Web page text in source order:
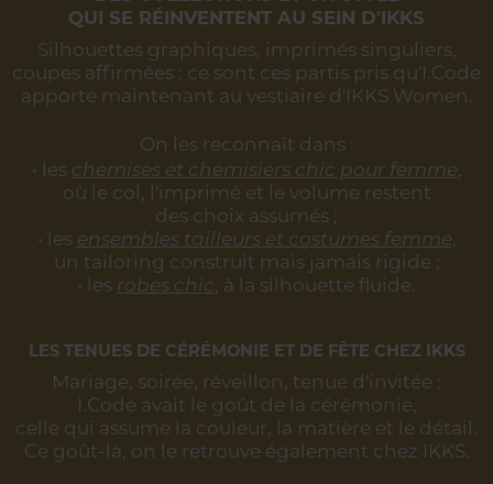
QUI SE RÉINVENTENT AU SEIN D'IKKS
Silhouettes graphiques, imprimés singuliers,
coupes affirmées : ce sont ces partis pris qu'I.Code
apporte maintenant au vestiaire d'IKKS Women.
On les reconnaît dans :
• les chemises et chemisiers chic pour femme,
où le col, l'imprimé et le volume restent
des choix assumés ;
• les ensembles tailleurs et costumes femme,
un tailoring construit mais jamais rigide ;
• les robes chic, à la silhouette fluide.
LES TENUES DE CÉRÉMONIE ET DE FÊTE CHEZ IKKS
Mariage, soirée, réveillon, tenue d'invitée :
I.Code avait le goût de la cérémonie,
celle qui assume la couleur, la matière et le détail.
Ce goût-là, on le retrouve également chez IKKS.